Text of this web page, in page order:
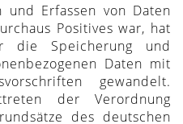
und Erfassen von Daten
Positives war, hat
die Speicherung und
Daten mit
gewandelt.
der Verordnung
des deutschen